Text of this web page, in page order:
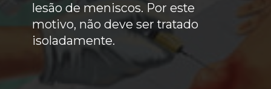
lesão de meniscos. Por este
motivo, não deve ser tratado
isoladamente.